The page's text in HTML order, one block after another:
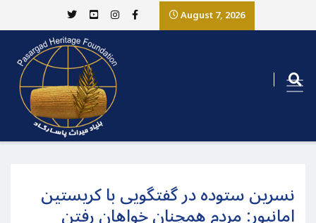
August 7, 2026
نسرین ستوده در گفتگویی با کریستین